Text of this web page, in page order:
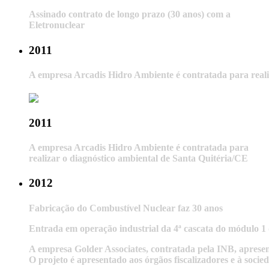
Assinado contrato de longo prazo (30 anos) com a
Eletronuclear
2011
A empresa Arcadis Hidro Ambiente é contratada para
2011
A empresa Arcadis Hidro Ambiente é contratada para
realizar o diagnóstico ambiental de Santa Quitéria/CE
2012
Fabricação do Combustível Nuclear faz 30 anos
Entrada em operação industrial da 4ª cascata do módulo
A empresa Golder Associates, contratada pela INB,
O projeto é apresentado aos órgãos fiscalizadores e à